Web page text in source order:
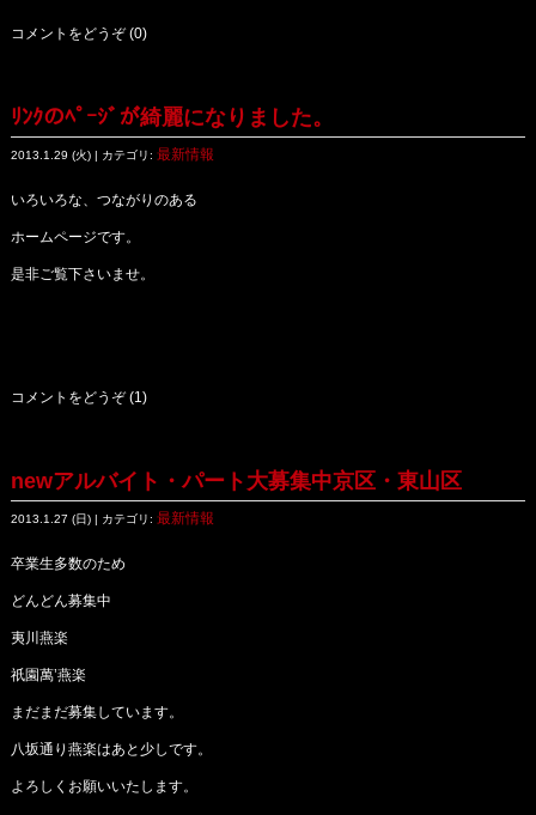
コメントをどうぞ (0)
ﾘﾝｸのﾍﾟｰｼﾞが綺麗になりました。
2013.1.29 (火) | カテゴリ: 最新情報
いろいろな、つながりのある
ホームページです。
是非ご覧下さいませ。
コメントをどうぞ (1)
newアルバイト・パート大募集中京区・東山区
2013.1.27 (日) | カテゴリ: 最新情報
卒業生多数のため
どんどん募集中
夷川燕楽
祇園萬’燕楽
まだまだ募集しています。
八坂通り燕楽はあと少しです。
よろしくお願いいたします。